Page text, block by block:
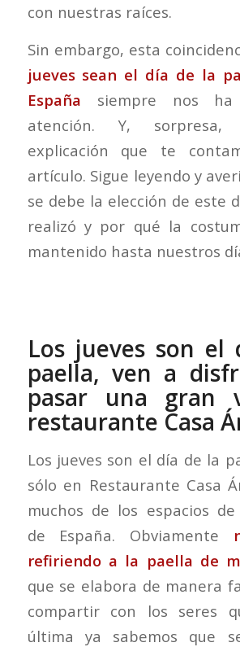
con nuestras raíces.
Sin embargo, esta
jueves sean el día de la
España siempre nos ha
atención. Y,
explicación que te
artículo. Sigue leyendo y
se debe la elección de este
realizó y por qué la
mantenido hasta nuestros
Los jueves son el
paella, ven a
pasar una gran
restaurante Casa
Los jueves son el día de la
sólo en Restaurante Casa
muchos de los espacios
de España. Obviamente
refiriendo a la paella de
que se elabora de manera
compartir con los seres
última ya sabemos que